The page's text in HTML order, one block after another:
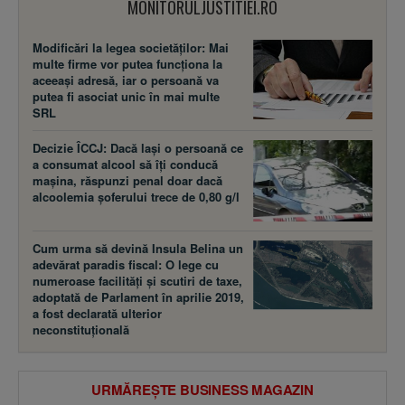
MONITORULJUSTITIEI.RO
Modificări la legea societăţilor: Mai
multe firme vor putea funcţiona la
aceeaşi adresă, iar o persoană va
putea fi asociat unic în mai multe
SRL
Decizie ÎCCJ: Dacă laşi o persoană ce
a consumat alcool să îţi conducă
maşina, răspunzi penal doar dacă
alcoolemia şoferului trece de 0,80 g/l
Cum urma să devină Insula Belina un
adevărat paradis fiscal: O lege cu
numeroase facilităţi şi scutiri de taxe,
adoptată de Parlament în aprilie 2019,
a fost declarată ulterior
neconstituţională
URMĂREȘTE BUSINESS MAGAZIN